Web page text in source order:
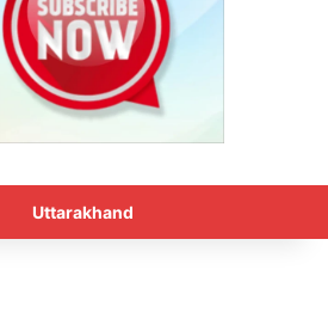
Uttarakhand